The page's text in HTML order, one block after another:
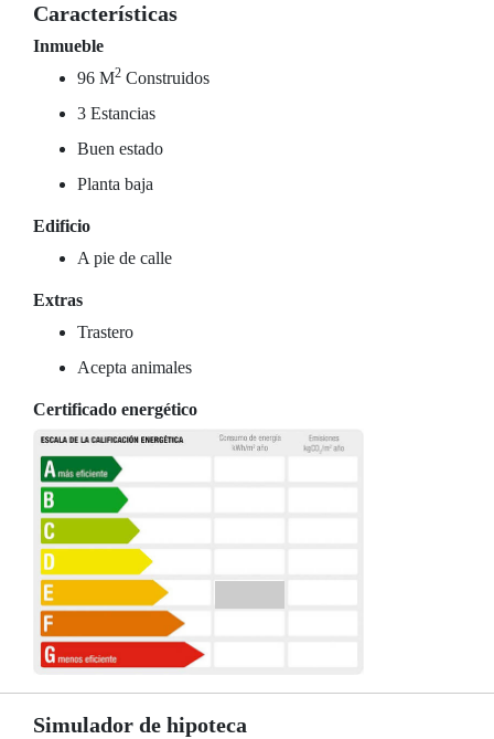
Características
Inmueble
96 M2 Construidos
3 Estancias
Buen estado
Planta baja
Edificio
A pie de calle
Extras
Trastero
Acepta animales
Certificado energético
Simulador de hipoteca